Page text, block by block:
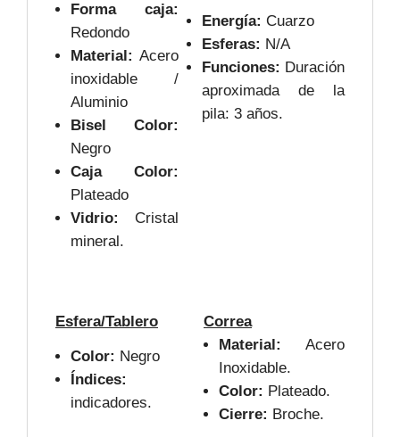
Forma caja:
Redondo
Material: Acero
inoxidable /
Aluminio
Bisel Color:
Negro
Caja Color:
Plateado
Vidrio:
Cristal
mineral.
Energía: Cuarzo
Esferas: N/A
Funciones: Duración
aproximada de la
pila: 3 años.
Esfera/Tablero Correa
Color: Negro
Índices:
indicadores.
Material: Acero
Inoxidable.
Color: Plateado.
Cierre: Broche.